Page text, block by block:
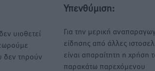
υιοθετεί
δεν τηρούν
Υπενθύμιση:
Για την μερική
είδησης από άλλες
είναι απαραίτητη η χρήση
παρακάτω παρεχόμενου